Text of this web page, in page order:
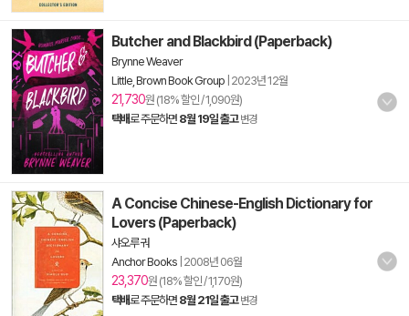
Butcher and Blackbird (Paperback)
Brynne Weaver
Little, Brown Book Group 2023년 12월
21,730원 (18% 할인 / 1,090원)
택배로 주문하면 8월 19일 출고 변경
A Concise Chinese-English Dictionary for
Lovers (Paperback)
샤오루 궈
Anchor Books 2008년 06월
23,370원 (18% 할인 / 1,170원)
택배로 주문하면 8월 21일 출고 변경